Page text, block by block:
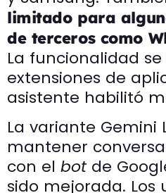
limitado para
de terceros como
La funcionalidad
extensiones de
asistente habilitó
La variante Gemini
mantener
con el botde
sido mejorada. Los